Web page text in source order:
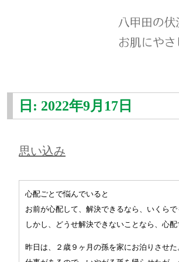
日: 2022年9月17日
思い込み
心配ごとで悩んでいると
お前が心配して、解決できるなら、いくらで
しかし、どうせ解決できないことなら、心
昨日は、２歳９ヶ月の孫を家にお泊りさせた